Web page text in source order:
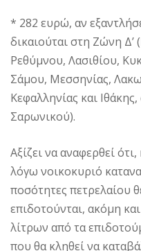
* 282 ευρώ, αν
δικαιούται στη Ζώνη
Ρεθύμνου, Λασιθίου,
Σάμου, Μεσσηνίας,
Κεφαλληνίας και
Σαρωνικού).
Αξίζει να αναφερθεί
λόγω νοικοκυριό
ποσότητες πετρελαίου
επιδοτούνται, ακόμη
λίτρων από τα
που θα κληθεί να